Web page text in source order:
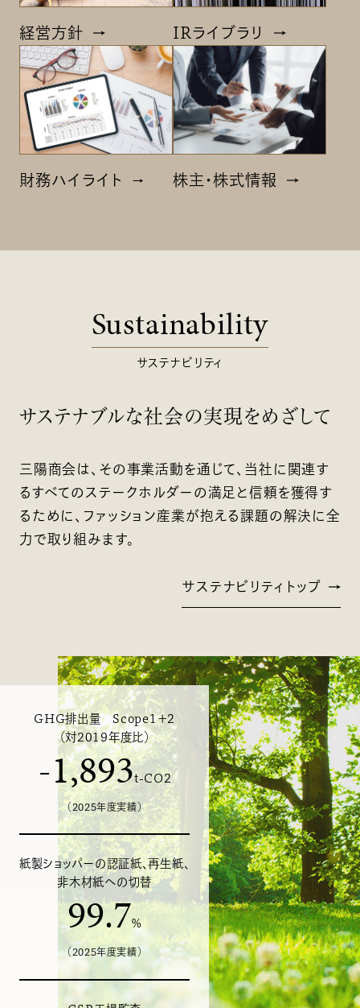
経営方針 IRライブラリ
財務ハイライト 株主・株式情報
サステナビリティ
Sustainability
サステナブルな社会の実現をめざして
三陽商会は、その事業活動を通じて、 当社に関連す
るすべてのステークホルダーの満足と信頼を獲得す
るために、 ファッション産業が抱える課題の解決に全
力で取り組みます。
サステナビリティトップ
GHG排出量 Scope1＋2
（対2019年度比）
-1,893t-CO2
（2025年度実績）
紙製ショッパーの認証紙、再生紙、
非木材紙への切替
99.7%
（2025年度実績）